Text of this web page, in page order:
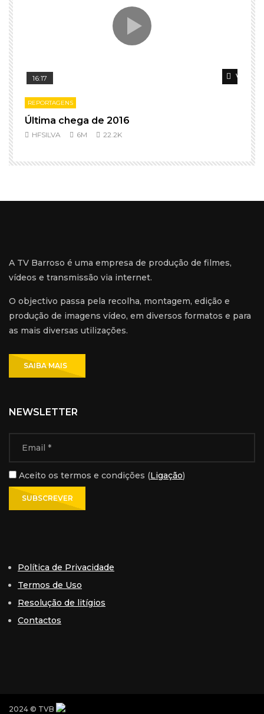
Ver
16:17
REPORTAGENS
Última chega de 2016
HFSILVA 6M 22.2K
A TV Barroso é uma empresa de produção de filmes,
vídeos e transmissão via internet.
O objectivo passa pela recolha, montagem, edição e
produção de imagens vídeo, em diversos formatos e para
as mais diversas utilizações.
SAIBA MAIS
NEWSLETTER
Aceito os termos e condições (Ligação)
Política de Privacidade
Termos de Uso
Resolução de litígios
Contactos
2024 © TVB